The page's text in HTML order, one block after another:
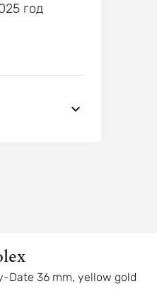
год
Date 36 mm, yellow gold